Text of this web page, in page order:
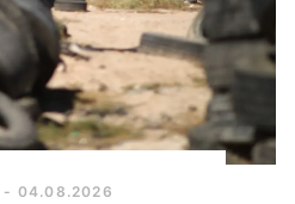
- 04.08.2026